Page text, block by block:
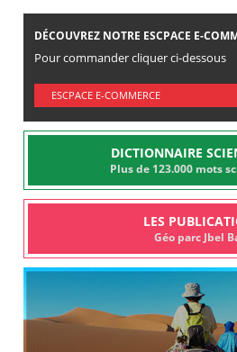
DÉCOUVREZ NOTRE ESCPACE E-
Pour commander cliquer ci-dessous
ESCPACE E-COMMERCE
DICTIONNAIRE
Plus de 123.000 mots
LES
Géo parc Jbel